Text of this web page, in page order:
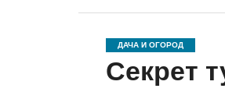
ДАЧА И ОГОРОД
Секрет